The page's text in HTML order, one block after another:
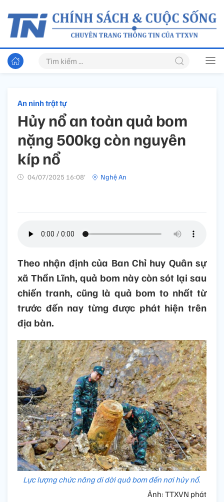
An ninh trật tự
Hủy nổ an toàn quả bom
nặng 500kg còn nguyên
kíp nổ
04/07/2025 16:08’ Nghệ An
Theo nhận định của Ban Chỉ huy Quân sự
xã Thần Lĩnh, quả bom này còn sót lại sau
chiến tranh, cũng là quả bom to nhất từ
trước đến nay từng được phát hiện trên
địa bàn.
Lực lượng chức năng di dời quả bom đến nơi hủy nổ.
Ảnh: TTXVN phát